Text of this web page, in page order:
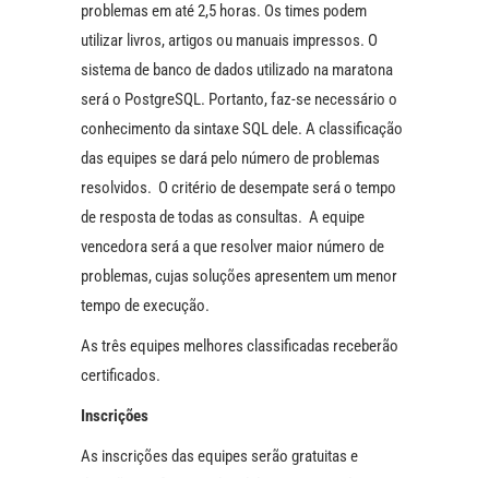
problemas em até 2,5 horas. Os times podem
utilizar livros, artigos ou manuais impressos. O
sistema de banco de dados utilizado na maratona
será o PostgreSQL. Portanto, faz-se necessário o
conhecimento da sintaxe SQL dele. A classificação
das equipes se dará pelo número de problemas
resolvidos. O critério de desempate será o tempo
de resposta de todas as consultas. A equipe
vencedora será a que resolver maior número de
problemas, cujas soluções apresentem um menor
tempo de execução.
As três equipes melhores classificadas receberão
certificados.
Inscrições
As inscrições das equipes serão gratuitas e